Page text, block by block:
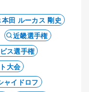
本田 ルーカス 剛史
近畿選手権
ス選手権
大会
ャイドロフ